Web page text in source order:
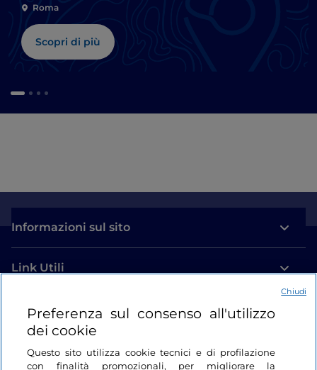
Roma
Scopri di più
Informazioni sul sito
Link Utili
Login
Restiamo in contatto
Preferenza sul consenso all'utilizzo
dei cookie
Questo sito utilizza cookie tecnici e di profilazione
con finalità promozionali, per migliorare la
Chiudi